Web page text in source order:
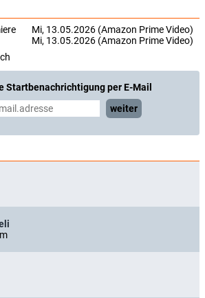
Mi, 13.05.2026 (Amazon Prime Video)
Mi, 13.05.2026 (Amazon Prime Video)
Startbenachrichtigung per E-Mail
weiter